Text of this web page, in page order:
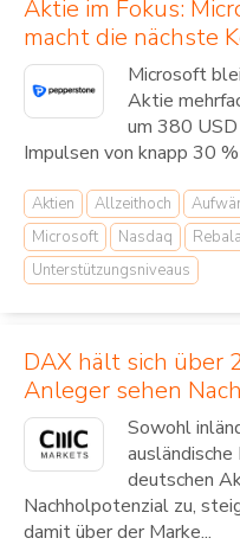
Aktie im Fokus:
macht die nächste
Microsoft
Aktie
um 380 USD
Impulsen von knapp 30
Aktien Allzeithoch
Microsoft
Nasdaq
Unterstützungsniveaus
DAX hält sich über
Anleger sehen
Sowohl
deutschen
Nachholpotenzial zu,
damit über der Marke...